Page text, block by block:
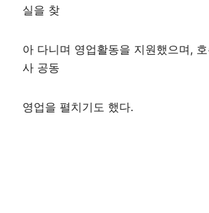
실을 찾
아 다니며 영업활동을 지원했으며,
사 공동
영업을 펼치기도 했다.